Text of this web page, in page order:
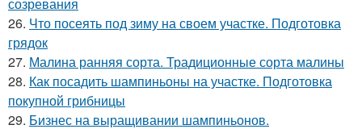
26. Что посеять под зиму на своем участке. Подготовка
грядок
27. Малина ранняя сорта. Традиционные сорта малины
28. Как посадить шампиньоны на участке. Подготовка
покупной грибницы
29. Бизнес на выращивании шампиньонов.